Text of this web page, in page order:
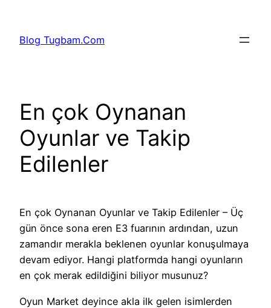
Blog Tugbam.Com
En çok Oynanan
Oyunlar ve Takip
Edilenler
En çok Oynanan Oyunlar ve Takip Edilenler – Üç
gün önce sona eren E3 fuarının ardından, uzun
zamandır merakla beklenen oyunlar konuşulmaya
devam ediyor. Hangi platformda hangi oyunların
en çok merak edildiğini biliyor musunuz?
Oyun Market deyince akla ilk gelen isimlerden